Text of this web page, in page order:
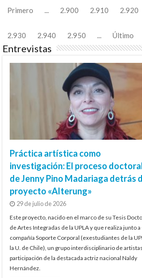
Primero 2.900 2.910 2.920
2.930
2.940 2.950 Último
Entrevistas
Práctica artística como
investigación: El proceso
de Jenny Pino Madariaga detrás
proyecto «Alterung»
29 de julio de 2026
Este proyecto, nacido en el marco de su Tesis
de Artes Integradas de la UPLA y que realiza junto a
compañía Soporte Corporal (exestudiantes de la
la U. de Chile), un grupo interdisciplinario de
participación de la destacada actriz nacional Naldy
Hernández.